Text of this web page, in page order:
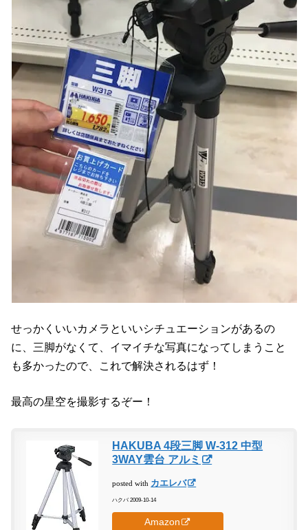
せっかくいいカメラといいシチュエーションがあるの
に、三脚がなくて、イマイチな写真になってしまうこと
も多かったので、これで解決されるはず！
最高の星空を撮影するぞー！
HAKUBA 4段三脚 W-312 中型
3WAY雲台 アルミ
posted with カエレバ
ハクバ 2009-10-14
Amazon